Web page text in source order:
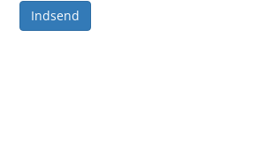
Indsend